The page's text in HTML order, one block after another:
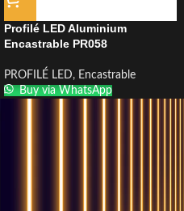
Profilé LED Aluminium
Encastrable PR058
PROFILÉ LED, Encastrable
Buy via WhatsApp